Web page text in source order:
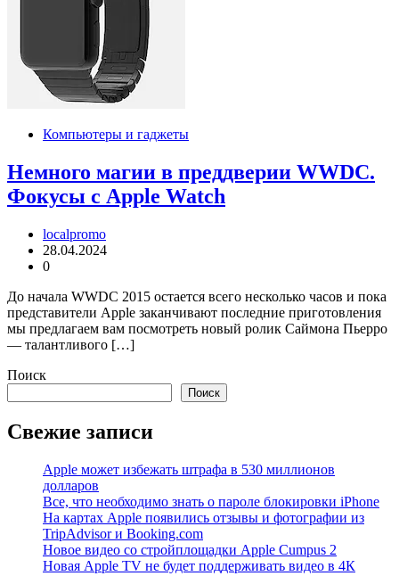
Компьютеры и гаджеты
Немного магии в преддверии WWDC.
Фокусы с Apple Watch
localpromo
28.04.2024
0
До начала WWDC 2015 остается всего несколько часов и пока
представители Apple заканчивают последние приготовления
мы предлагаем вам посмотреть новый ролик Саймона Пьерро
— талантливого […]
Поиск
Поиск
Свежие записи
Apple может избежать штрафа в 530 миллионов
долларов
Все, что необходимо знать о пароле блокировки iPhone
На картах Apple появились отзывы и фотографии из
TripAdvisor и Booking.com
Новое видео со стройплощадки Apple Cumpus 2
Новая Apple TV не будет поддерживать видео в 4К